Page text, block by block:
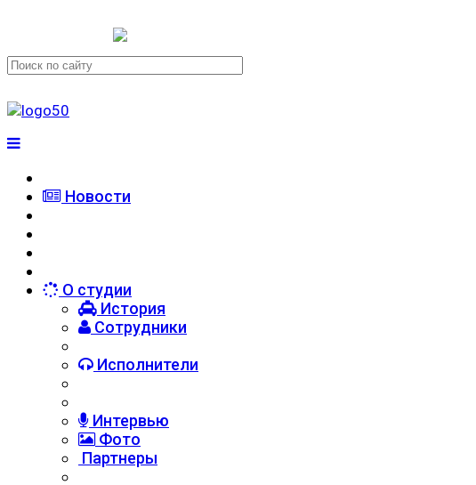
Новости
О студии
История
Сотрудники
Исполнители
Интервью
Фото
Партнеры